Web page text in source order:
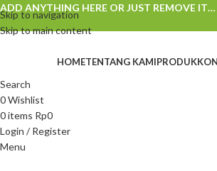
Skip to navigation
Skip to main content
ADD ANYTHING HERE OR JUST REMOVE IT…
HOMETENTANG KAMIPRODUK
Search
0Wishlist
0items Rp0
Login / Register
Menu